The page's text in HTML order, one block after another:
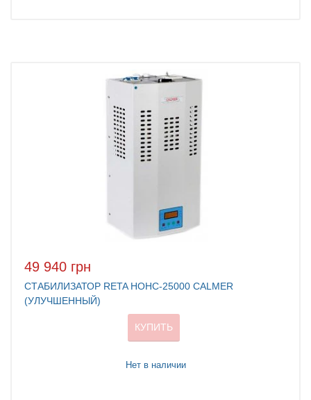
49 940 грн
СТАБИЛИЗАТОР RETA НОНС-25000 CALMER
(УЛУЧШЕННЫЙ)
КУПИТЬ
Нет в наличии